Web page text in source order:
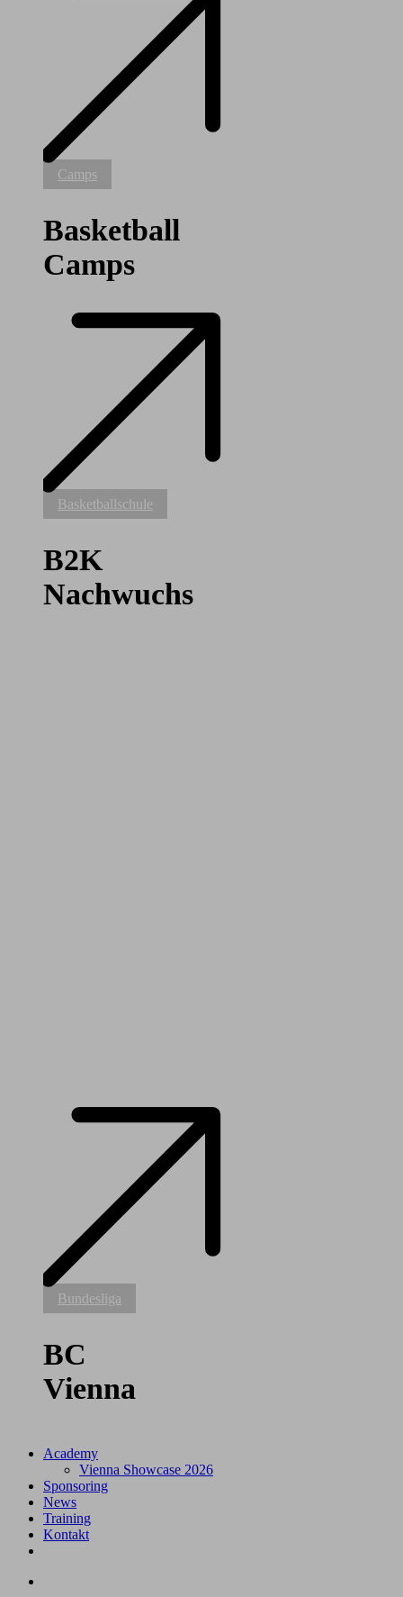
Basketball
Camps
Camps
Basketball
Camps
B2K
Nachwuchs
Basketballschule
B2K
Nachwuchs
BC
Vienna
Bundesliga
BC
Vienna
Academy
Vienna Showcase 2026
Sponsoring
News
Training
Kontakt